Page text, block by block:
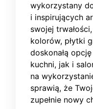
wykorzystany
i inspirujących
swojej
kolorów, płytki
doskonałą
kuchni, jak i
na
sprawią, że
zupełnie nowy